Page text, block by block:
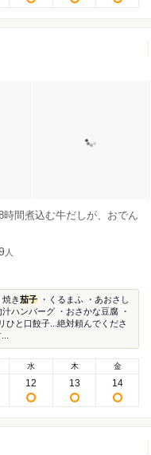
間煮込む牛だしが、おでん
人
き茄子 ・くるまふ ・あおさし
ハンバーグ ・おさかな豆腐 ・
ひと口餃子...絶対頼んでくださ
水
12
木
13
金
14